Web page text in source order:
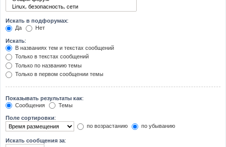
Искать в подфорумах:
Да
Нет
Искать:
В названиях тем и текстах сообщений
Только в текстах сообщений
Только по названию темы
Только в первом сообщении темы
Показывать результаты как:
Сообщения
Темы
Поле сортировки:
по возрастанию
по убыванию
Искать сообщения за: